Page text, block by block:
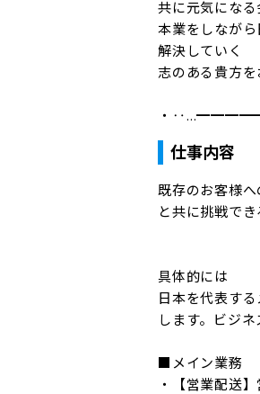
共に元気になる
本業をしなが
解決していく
志のある貴方を
・
仕事内容
既存のお客様
と共に挑戦でき
具体的には
日本を代表す
します。ビジ
■メイン業務
・【営業配送